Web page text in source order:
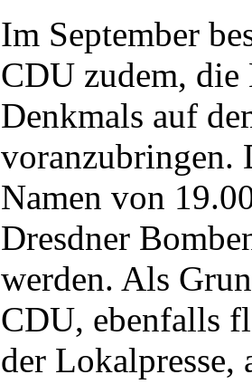
Im September
CDU zudem,
Denkmals auf
voranzubringen.
Namen von
Dresdner
werden. Als
CDU, ebenfalls
der Lokalpresse,